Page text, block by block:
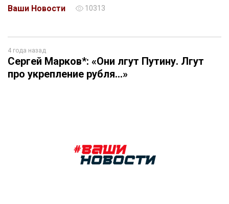
Ваши Новости 10313
4 года назад
Сергей Марков*: «Они лгут Путину. Лгут
про укрепление рубля…»